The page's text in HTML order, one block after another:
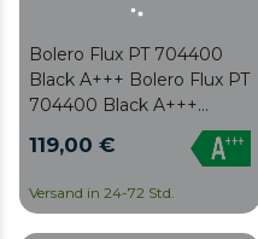
Bolero Flux PT 704400
Black A+++ Bolero Flux PT
704400 Black A+++
Dunstabzugshaube, 70
Saugleistung,
Energieeffizienzklasse
119,00 €
Versand in 24-72 Std.